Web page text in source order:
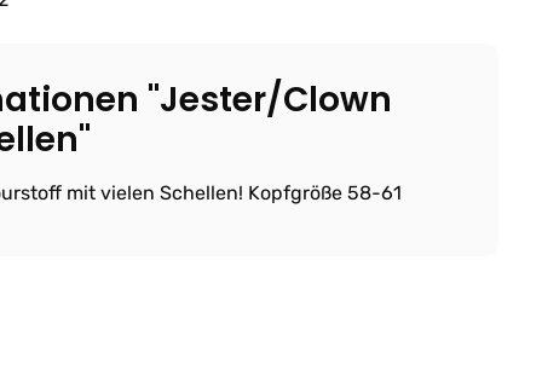
"Jester/Clown
mit vielen Schellen! Kopfgröße 58-61